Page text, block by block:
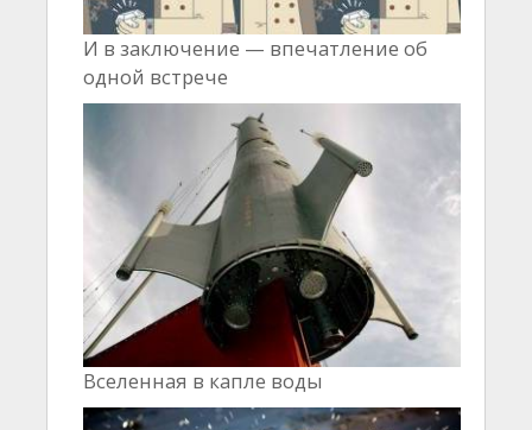
И в заключение — впечатление об
одной встрече
Вселенная в капле воды